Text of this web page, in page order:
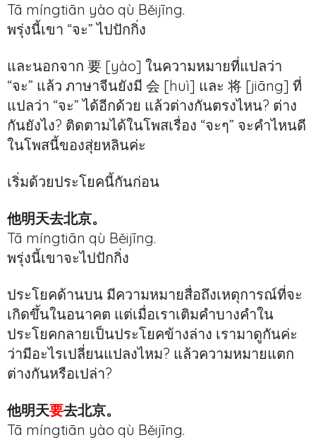
Tā míngtiān yào qù Běijīng.
พรุ่งนี้เขา “จะ” ไปปักกิ่ง
และนอกจาก 要 [yào] ในความหมายที่แปลว่า
“จะ” แล้ว ภาษาจีนยังมี 会 [huì] และ 将 [jiāng] ที่
แปลว่า “จะ” ได้อีกด้วย แล้วต่างกันตรงไหน? ต่าง
กันยังไง? ติดตามได้ในโพสเรื่อง “จะๆ” จะคำไหนดี
ในโพสนี้ของสุ่ยหลินค่ะ
เริ่มด้วยประโยคนี้กันก่อน
他明天去北京。
Tā míngtiān qù Běijīng.
พรุ่งนี้เขาจะไปปักกิ่ง
ประโยคด้านบน มีความหมายสื่อถึงเหตุการณ์ที่จะ
เกิดขึ้นในอนาคต แต่เมื่อเราเติมคำบางคำใน
ประโยคกลายเป็นประโยคข้างล่าง เรามาดูกันค่ะ
ว่ามีอะไรเปลี่ยนแปลงไหม? แล้วความหมายแตก
ต่างกันหรือเปล่า?
他明天要去北京。
Tā míngtiān yào qù Běijīng.